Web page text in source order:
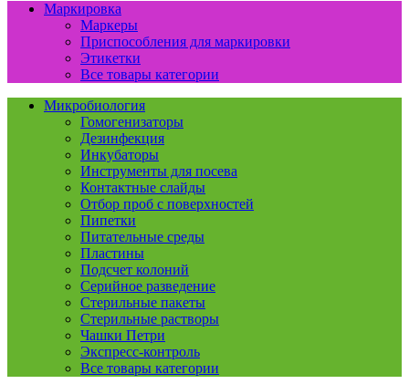
Маркировка
Маркеры
Приспособления для маркировки
Этикетки
Все товары категории
Микробиология
Гомогенизаторы
Дезинфекция
Инкубаторы
Инструменты для посева
Контактные слайды
Отбор проб с поверхностей
Пипетки
Питательные среды
Пластины
Подсчет колоний
Серийное разведение
Стерильные пакеты
Стерильные растворы
Чашки Петри
Экспресс-контроль
Все товары категории